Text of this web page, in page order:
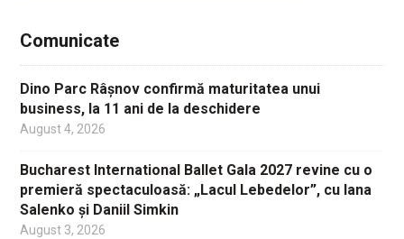
Comunicate
Dino Parc Râșnov confirmă maturitatea unui
business, la 11 ani de la deschidere
August 4, 2026
Bucharest International Ballet Gala 2027 revine cu o
premieră spectaculoasă: „Lacul Lebedelor”, cu Iana
Salenko și Daniil Simkin
August 3, 2026